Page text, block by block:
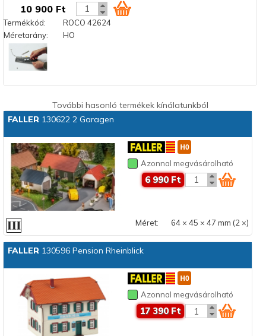
10 900 Ft
Termékkód:
ROCO 42624
Méretarány:
HO
További hasonló termékek kínálatunkból
FALLER130622 2 Garagen
Azonnal megvásárolható
6 990 Ft
Méret: 64 × 45 × 47 mm (2 ×)
FALLER130596 Pension Rheinblick
Azonnal megvásárolható
17 390 Ft